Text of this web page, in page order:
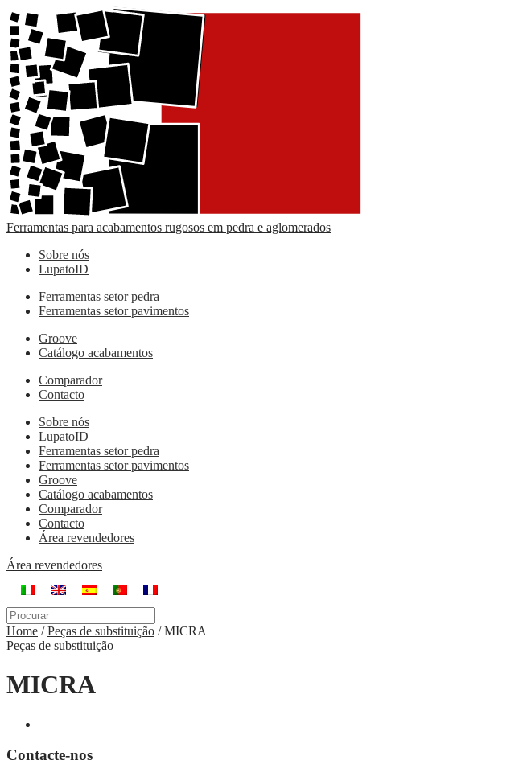
Ferramentas para acabamentos rugosos em pedra e aglomerados
Sobre nós
LupatoID
Ferramentas setor pedra
Ferramentas setor pavimentos
Groove
Catálogo acabamentos
Comparador
Contacto
Sobre nós
LupatoID
Ferramentas setor pedra
Ferramentas setor pavimentos
Groove
Catálogo acabamentos
Comparador
Contacto
Área revendedores
Área revendedores
Home /Peças de substituição /MICRA
Peças de substituição
MICRA
Contacte-nos